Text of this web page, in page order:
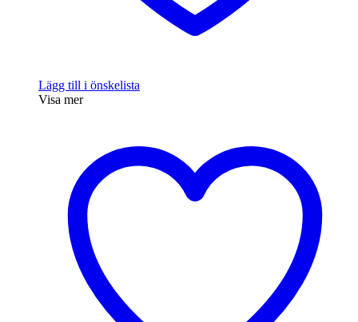
Lägg till i önskelista
Visa mer